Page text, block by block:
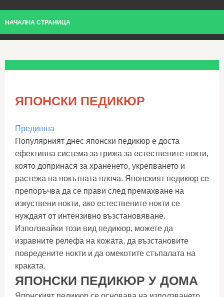
НАЧАЛНА СТРАНИЦА
ЯПОНСКИ ПЕДИКЮР
Предишна
Популярният днес японски педикюр е доста
ефективна система за грижа за естествените нокти,
която допринася за храненето, укрепването и
растежа на нокътната плоча. Японският педикюр се
препоръчва да се прави след премахване на
изкуствени нокти, ако естествените нокти се
нуждаят от интензивно възстановяване.
Използвайки този вид педикюр, можете да
изравните релефа на кожата, да възстановите
повредените нокти и да омекотите стъпалата на
краката.
ЯПОНСКИ ПЕДИКЮР У ДОМА